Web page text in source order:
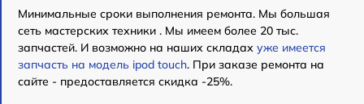
Минимальные сроки выполнения ремонта. Мы большая
сеть мастерских техники . Мы имеем более 20 тыс.
запчастей. И возможно на наших складах уже имеется
запчасть на модель ipod touch. При заказе ремонта на
сайте - предоставляется скидка -25%.